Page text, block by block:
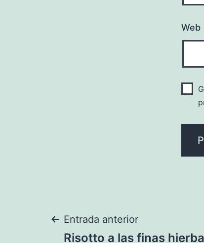
Web
Navegación
Entrada anterior
Risotto a las finas